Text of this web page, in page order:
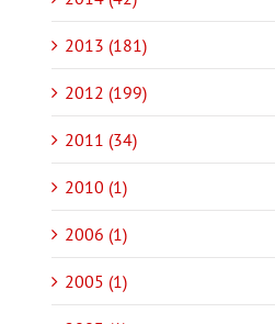
2013 (181)
2012 (199)
2011 (34)
2010 (1)
2006 (1)
2005 (1)